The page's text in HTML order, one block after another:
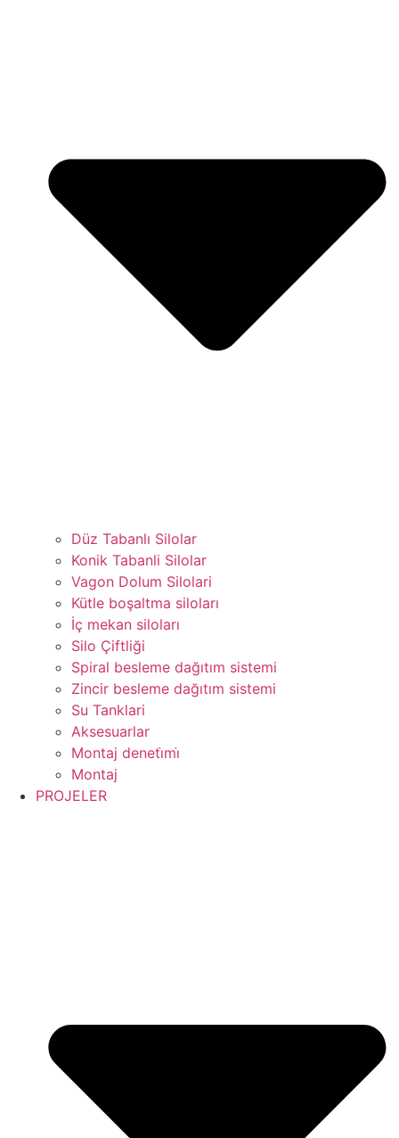
Düz Tabanlı Silolar
Konik Tabanli Silolar
Vagon Dolum Silolari
Kütle boşaltma siloları
İç mekan siloları
Silo Çiftliği
Spiral besleme dağıtım sistemi
Zincir besleme dağıtım sistemi
Su Tanklari
Aksesuarlar
Montaj deneti̇mi̇
Montaj
PROJELER